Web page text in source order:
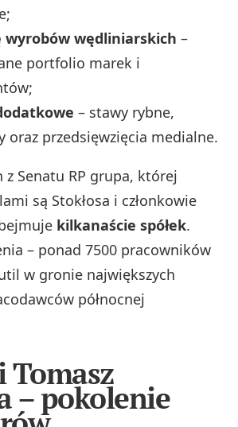
wyrobów wędliniarskich –
portfolio marek i
– stawy rybne,
oraz przedsięwzięcia medialne.
z Senatu RP grupa, której
są Stokłosa i członkowie
kilkanaście spółek.
– ponad 7500 pracowników
w gronie największych
północnej
Tomasz
– pokolenie